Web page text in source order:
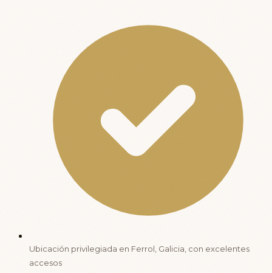
Ubicación privilegiada en Ferrol, Galicia, con excelentes
accesos